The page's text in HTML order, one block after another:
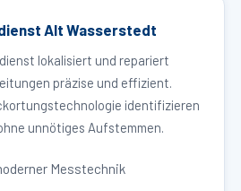
Alt Wasserstedt
lokalisiert und repariert
präzise und effizient.
identifizieren
unnötiges Aufstemmen.
Messtechnik